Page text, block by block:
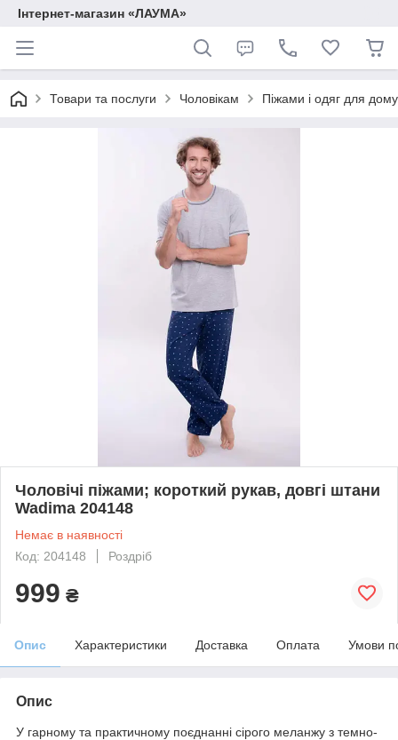
Інтернет-магазин «ЛАУМА»
Товари та послуги Чоловікам Піжами і одяг для дому
Чоловічі піжами; короткий рукав, довгі штани
Wadima 204148
Немає в наявності
Код: 204148
Роздріб
999 ₴
Опис Характеристики Доставка Оплата Умови
Опис
У гарному та практичному поєднанні сірого меланжу з темно-